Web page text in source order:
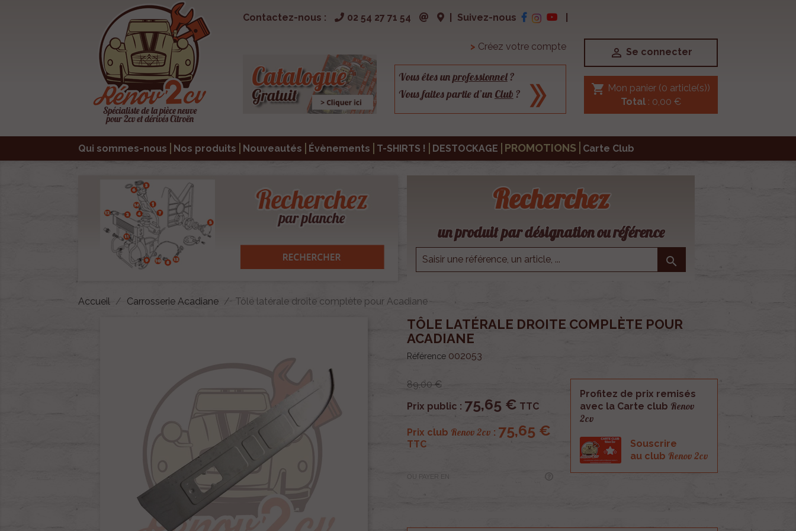
Contactez-nous : 02 54 27 71 54 Suivez-nous
> Créez votre compte
Vous êtes unprofessionnel?
Vous faites partie d’un Club ?
 Se connecter
shopping_cart Mon panier (0 article(s))
Total: 0,00 €
Qui sommes-nous Nos produits Nouveautés Évènements T-SHIRTS ! DESTOCKAGE PROMOTIONS Carte Club
Recherchez
un produit par désignation ou référence

Accueil Carrosserie Acadiane Tôle latérale droite complète pour Acadiane
TÔLE LATÉRALE DROITE COMPLÈTE POUR
ACADIANE
Référence 002053
89,00 €
Prix public : 75,65 € TTC
Prix club Renov 2cv : 75,65 €
TTC
OU PAYER EN
Profitez de prix remisés
avec la Carte club Renov
2cv
Souscrire
au club Renov 2cv